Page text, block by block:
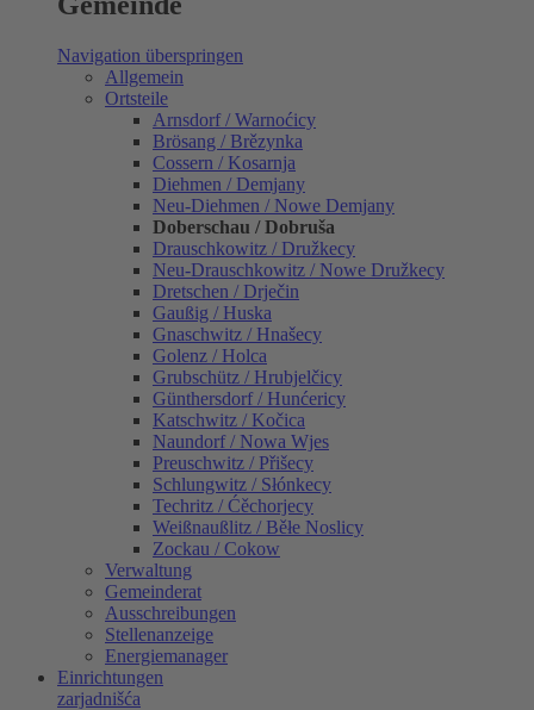
Navigation überspringen
Allgemein
Ortsteile
Arnsdorf / Warnoćicy
Brösang / Brězynka
Cossern / Kosarnja
Diehmen / Demjany
Neu-Diehmen / Nowe Demjany
Doberschau / Dobruša
Drauschkowitz / Družkecy
Neu-Drauschkowitz / Nowe Družkecy
Dretschen / Drječin
Gaußig / Huska
Gnaschwitz / Hnašecy
Golenz / Holca
Grubschütz / Hrubjelčicy
Günthersdorf / Hunćericy
Katschwitz / Kočica
Naundorf / Nowa Wjes
Preuschwitz / Přišecy
Schlungwitz / Słónkecy
Techritz / Ćěchorjecy
Weißnaußlitz / Běłe Noslicy
Zockau / Cokow
Verwaltung
Gemeinderat
Ausschreibungen
Stellenanzeige
Energiemanager
Einrichtungen
zarjadnišća